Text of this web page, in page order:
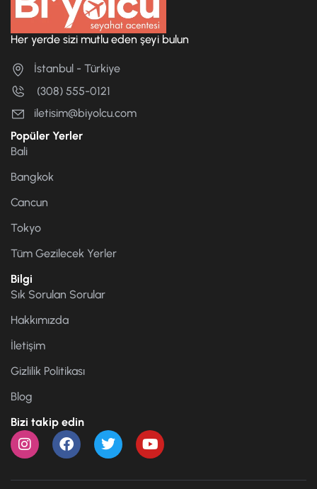
Her yerde sizi mutlu eden şeyi bulun
İstanbul - Türkiye
(308) 555-0121
iletisim@biyolcu.com
Popüler Yerler
Bali
Bangkok
Cancun
Tokyo
Tüm Gezilecek Yerler
Bilgi
Sık Sorulan Sorular
Hakkımızda
İletişim
Gizlilik Politikası
Blog
Bizi takip edin